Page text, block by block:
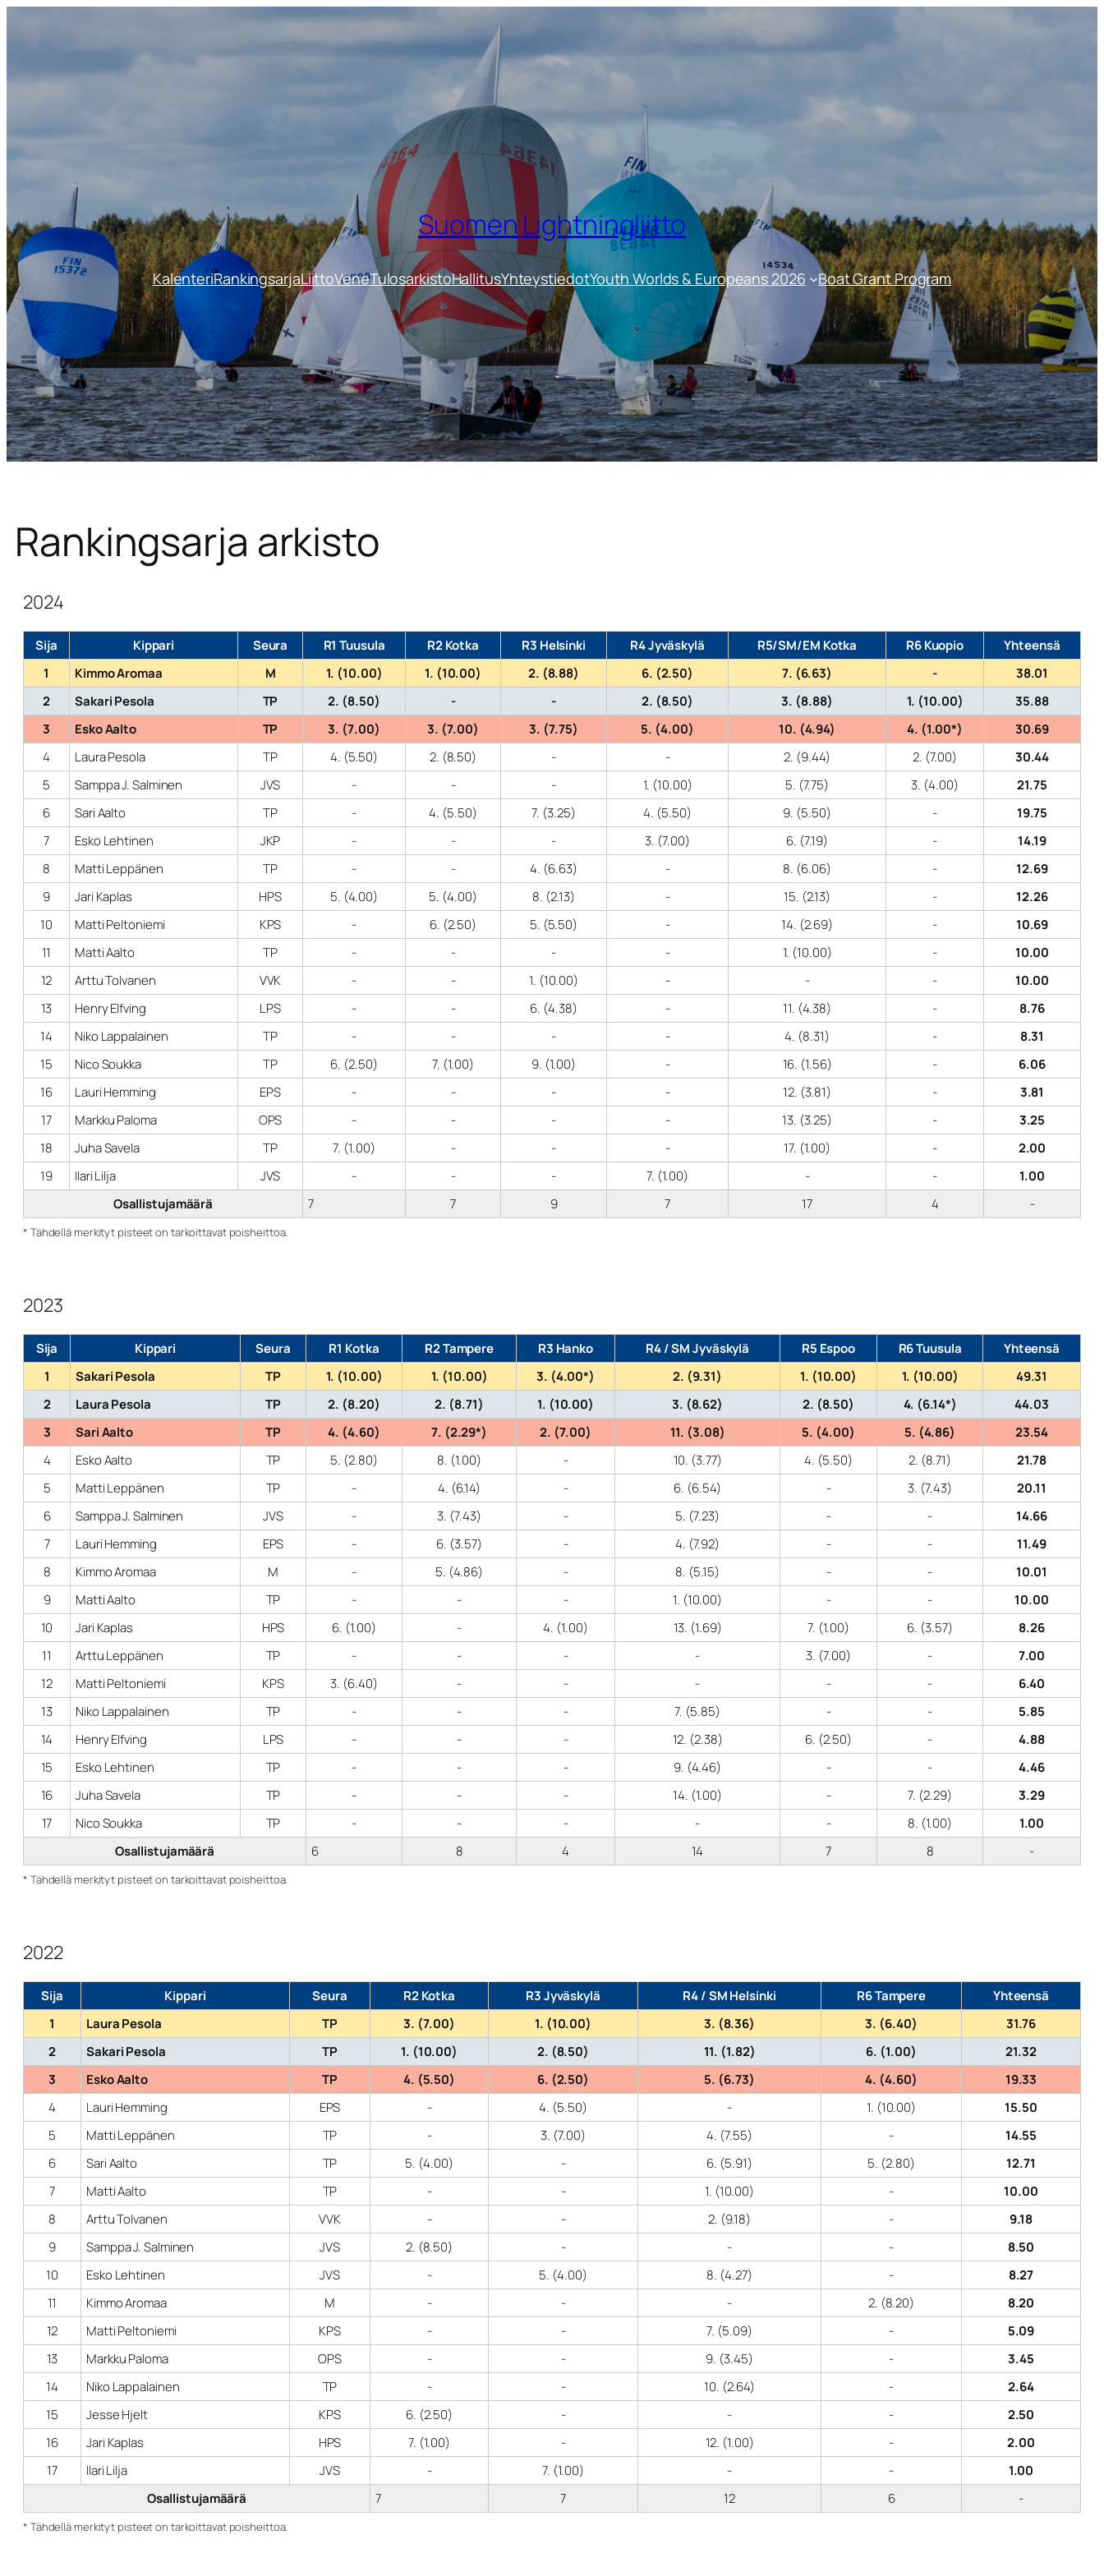
Suomen Lightningliitto
KalenteriRankingsarjaLiittoVeneTulosarkistoHallitusYhteystiedotYouth Worlds & Europeans 2026 Boat Grant Program
Rankingsarja arkisto
2024
Sija Kippari Seura R1 Tuusula R2 Kotka R3 Helsinki R4 Jyväskylä R5/SM/EM Kotka R6 Kuopio
Yhteensä
1
Kimmo Aromaa M 1. (10.00) 1. (10.00) 2. (8.88) 6. (2.50) 7. (6.63) -
38.01
2
Sakari Pesola TP 2. (8.50) - - 2. (8.50) 3. (8.88) 1. (10.00)
35.88
3
Esko Aalto TP 3. (7.00) 3. (7.00) 3. (7.75) 5. (4.00) 10. (4.94) 4. (1.00*)
30.69
4
Laura Pesola TP 4. (5.50) 2. (8.50) - - 2. (9.44) 2. (7.00)
30.44
5
Samppa J. Salminen JVS - - - 1. (10.00) 5. (7.75) 3. (4.00)
21.75
6
Sari Aalto TP - 4. (5.50) 7. (3.25) 4. (5.50) 9. (5.50) -
19.75
7
Esko Lehtinen JKP - - - 3. (7.00) 6. (7.19) -
14.19
8
Matti Leppänen TP - - 4. (6.63) - 8. (6.06) -
12.69
9
Jari Kaplas HPS 5. (4.00) 5. (4.00) 8. (2.13) - 15. (2.13) -
12.26
10
Matti Peltoniemi KPS - 6. (2.50) 5. (5.50) - 14. (2.69) -
10.69
11
Matti Aalto TP - - - - 1. (10.00) -
10.00
12
Arttu Tolvanen VVK - - 1. (10.00) - - -
10.00
13
Henry Elfving LPS - - 6. (4.38) - 11. (4.38) -
8.76
14
Niko Lappalainen TP - - - - 4. (8.31) -
8.31
15
Nico Soukka TP 6. (2.50) 7. (1.00) 9. (1.00) - 16. (1.56) -
6.06
16
Lauri Hemming EPS - - - - 12. (3.81) -
3.81
17
Markku Paloma OPS - - - - 13. (3.25) -
3.25
18
Juha Savela TP 7. (1.00) - - - 17. (1.00) -
2.00
19
Ilari Lilja JVS - - - 7. (1.00) - -
1.00
Osallistujamäärä
7 7 9 7 17 4 -
* Tähdellä merkityt pisteet on tarkoittavat poisheittoa.
2023
Sija Kippari Seura R1 Kotka R2 Tampere R3 Hanko R4 / SM Jyväskylä R5 Espoo R6 Tuusula
Yhteensä
1
Sakari Pesola TP 1. (10.00) 1. (10.00) 3. (4.00*) 2. (9.31) 1. (10.00) 1. (10.00)
49.31
2
Laura Pesola TP 2. (8.20) 2. (8.71) 1. (10.00) 3. (8.62) 2. (8.50) 4. (6.14*)
44.03
3
Sari Aalto TP 4. (4.60) 7. (2.29*) 2. (7.00) 11. (3.08) 5. (4.00) 5. (4.86)
23.54
4
Esko Aalto TP 5. (2.80) 8. (1.00) - 10. (3.77) 4. (5.50) 2. (8.71)
21.78
5
Matti Leppänen TP - 4. (6.14) - 6. (6.54) - 3. (7.43)
20.11
6
Samppa J. Salminen JVS - 3. (7.43) - 5. (7.23) - -
14.66
7
Lauri Hemming EPS - 6. (3.57) - 4. (7.92) - -
11.49
8
Kimmo Aromaa M - 5. (4.86) - 8. (5.15) - -
10.01
9
Matti Aalto TP - - - 1. (10.00) - -
10.00
10
Jari Kaplas HPS 6. (1.00) - 4. (1.00) 13. (1.69) 7. (1.00) 6. (3.57)
8.26
11
Arttu Leppänen TP - - - - 3. (7.00) -
7.00
12
Matti Peltoniemi KPS 3. (6.40) - - - - -
6.40
13
Niko Lappalainen TP - - - 7. (5.85) - -
5.85
14
Henry Elfving LPS - - - 12. (2.38) 6. (2.50) -
4.88
15
Esko Lehtinen TP - - - 9. (4.46) - -
4.46
16
Juha Savela TP - - - 14. (1.00) - 7. (2.29)
3.29
17
Nico Soukka TP - - - - - 8. (1.00)
1.00
Osallistujamäärä
6 8 4 14 7 8 -
* Tähdellä merkityt pisteet on tarkoittavat poisheittoa.
2022
Sija Kippari Seura R2 Kotka R3 Jyväskylä R4 / SM Helsinki R6 Tampere
Yhteensä
1
Laura Pesola TP 3. (7.00) 1. (10.00) 3. (8.36) 3. (6.40)
31.76
2
Sakari Pesola TP 1. (10.00) 2. (8.50) 11. (1.82) 6. (1.00)
21.32
3
Esko Aalto TP 4. (5.50) 6. (2.50) 5. (6.73) 4. (4.60)
19.33
4
Lauri Hemming EPS - 4. (5.50) - 1. (10.00)
15.50
5
Matti Leppänen TP - 3. (7.00) 4. (7.55) -
14.55
6
Sari Aalto TP 5. (4.00) - 6. (5.91) 5. (2.80)
12.71
7
Matti Aalto TP - - 1. (10.00) -
10.00
8
Arttu Tolvanen VVK - - 2. (9.18) -
9.18
9
Samppa J. Salminen JVS 2. (8.50) - - -
8.50
10
Esko Lehtinen JVS - 5. (4.00) 8. (4.27) -
8.27
11
Kimmo Aromaa M - - - 2. (8.20)
8.20
12
Matti Peltoniemi KPS - - 7. (5.09) -
5.09
13
Markku Paloma OPS - - 9. (3.45) -
3.45
14
Niko Lappalainen TP - - 10. (2.64) -
2.64
15
Jesse Hjelt KPS 6. (2.50) - - -
2.50
16
Jari Kaplas HPS 7. (1.00) - 12. (1.00) -
2.00
17
Ilari Lilja JVS - 7. (1.00) - -
1.00
Osallistujamäärä
7 7 12 6 -
* Tähdellä merkityt pisteet on tarkoittavat poisheittoa.